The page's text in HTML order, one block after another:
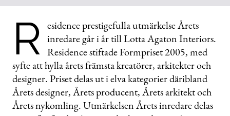
R esidence prestigefulla utmärkelse Årets
inredare går i år till Lotta Agaton Interiors.
Residence stiftade Formpriset 2005, med
syfte att hylla årets främsta kreatörer, arkitekter och
designer. Priset delas ut i elva kategorier däribland
Årets designer, Årets producent, Årets arkitekt och
Årets nykomling. Utmärkelsen Årets inredare delas